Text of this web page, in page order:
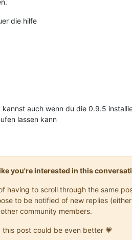
die hilfe
kannst auch wenn du die 0.9.5
lassen kann
you're interested in this
having to scroll through the same
to be notified of new replies
community members.
this post could be even better 💗